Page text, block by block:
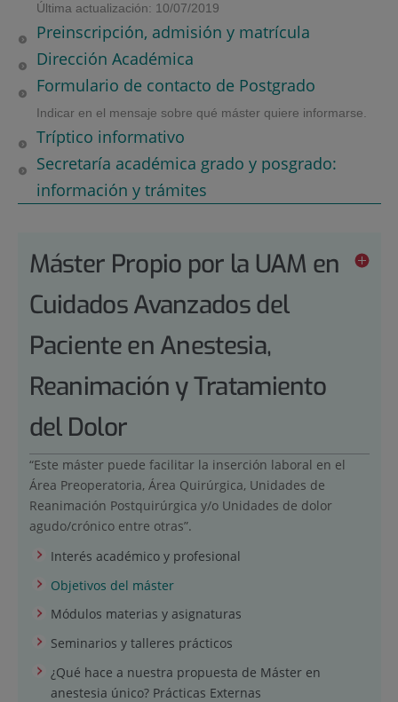
Última actualización: 10/07/2019
Preinscripción, admisión y matrícula
Dirección Académica
Formulario de contacto de Postgrado
Indicar en el mensaje sobre qué máster quiere informarse.
Tríptico informativo
Secretaría académica grado y posgrado:
información y trámites
Máster Propio por la UAM en
Cuidados Avanzados del
Paciente en Anestesia,
Reanimación y Tratamiento
del Dolor
“Este máster puede facilitar la inserción laboral en el
Área Preoperatoria, Área Quirúrgica, Unidades de
Reanimación Postquirúrgica y/o Unidades de dolor
agudo/crónico entre otras”.
Interés académico y profesional
Objetivos del máster
Módulos materias y asignaturas
Seminarios y talleres prácticos
¿Qué hace a nuestra propuesta de Máster en
anestesia único? Prácticas Externas